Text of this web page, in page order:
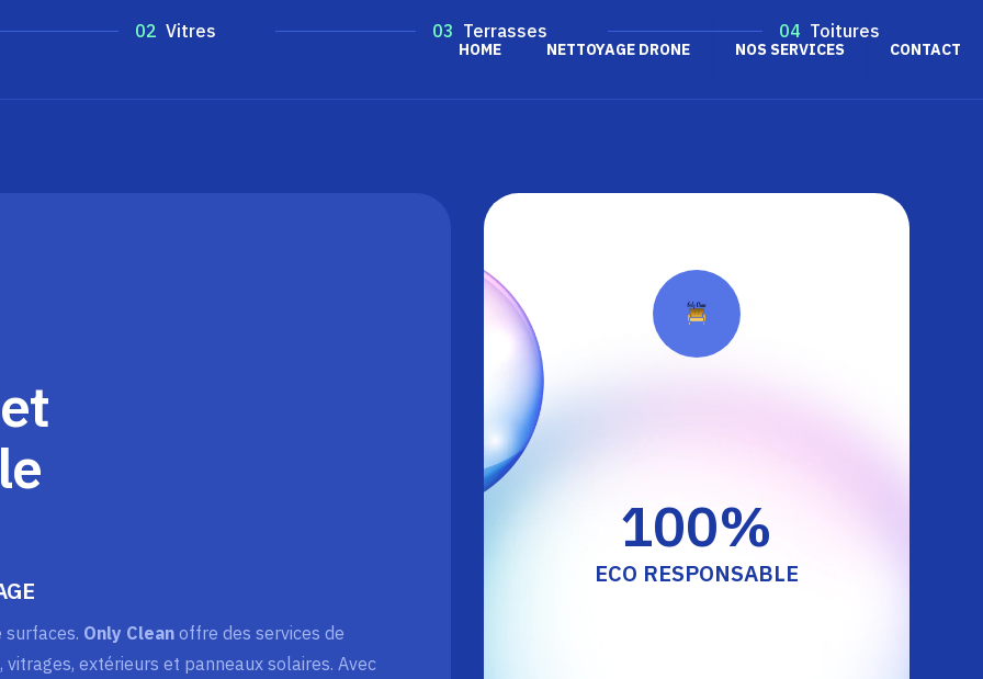
HOME NETTOYAGE DRONE NOS SERVICES CONTACT
02 Vitres 03 Terrasses 04 Toitures
surfaces. Only Clean offre des services de
extérieurs et panneaux solaires. Avec
100%
ECO RESPONSABLE